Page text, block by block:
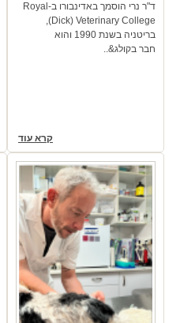
ד"ר נרי הוסמך באדינבורו ב-Royal
(Dick) Veterinary College,
בריטניה בשנת 1990 והוא
חבר בקולג&..
קרא עוד